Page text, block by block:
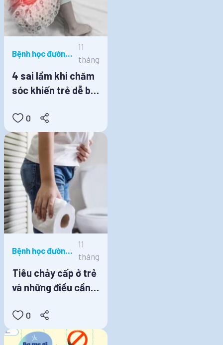
Bệnh học đường,
đường
11
tháng
4 sai lầm khi chăm
sóc khiến trẻ dễ bị
0
Bệnh học đường,
đường
11
tháng
Tiêu chảy cấp ở trẻ
và những điều cần
0